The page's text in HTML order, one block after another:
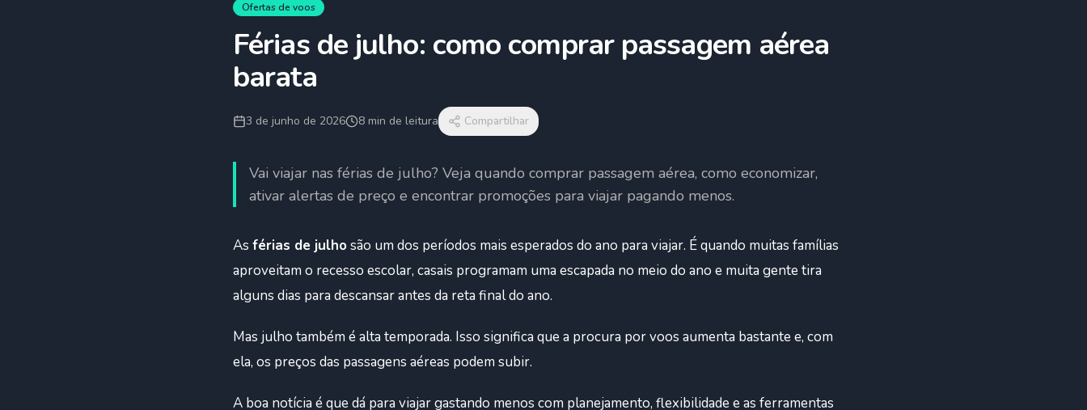
Ofertas de voos
Férias de julho: como comprar passagem aérea
barata
3 de junho de 2026 8 min de leitura Compartilhar
Vai viajar nas férias de julho? Veja quando comprar passagem aérea, como economizar,
ativar alertas de preço e encontrar promoções para viajar pagando menos.
As férias de julhosão um dos períodos mais esperados do ano para viajar. É quando muitas famílias
aproveitam o recesso escolar, casais programam uma escapada no meio do ano e muita gente tira
alguns dias para descansar antes da reta final do ano.
Mas julho também é alta temporada. Isso significa que a procura por voos aumenta bastante e, com
ela, os preços das passagens aéreas podem subir.
A boa notícia é que dá para viajar gastando menos com planejamento, flexibilidade e as ferramentas